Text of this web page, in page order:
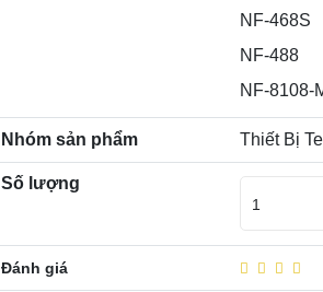
NF-468S
NF-488
NF-8108-
Nhóm sản phẩm Thiết Bị
Số lượng
1
Đánh giá